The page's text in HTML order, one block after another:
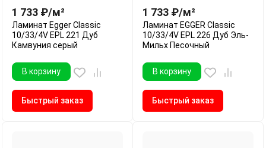
1 733 ₽/м²
Ламинат Egger Classic
10/33/4V EPL 221 Дуб
Камвуния серый
В корзину
Быстрый заказ
1 733 ₽/м²
Ламинат EGGER Classic
10/33/4V EPL 226 Дуб Эль-
Мильх Песочный
В корзину
Быстрый заказ